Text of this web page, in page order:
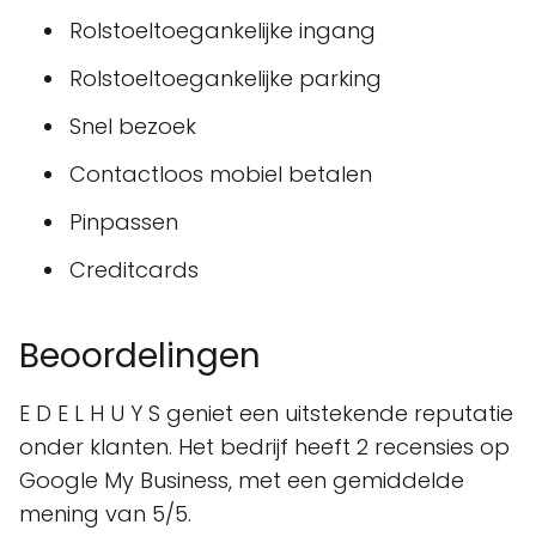
Rolstoeltoegankelijke ingang
Rolstoeltoegankelijke parking
Snel bezoek
Contactloos mobiel betalen
Pinpassen
Creditcards
Beoordelingen
E D E L H U Y S geniet een uitstekende reputatie
onder klanten. Het bedrijf heeft 2 recensies op
Google My Business, met een gemiddelde
mening van 5/5.